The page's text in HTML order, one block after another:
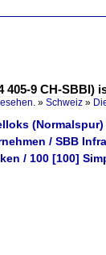
405-9 CH-
» Schweiz »
/ SBB
/ 100 [100]